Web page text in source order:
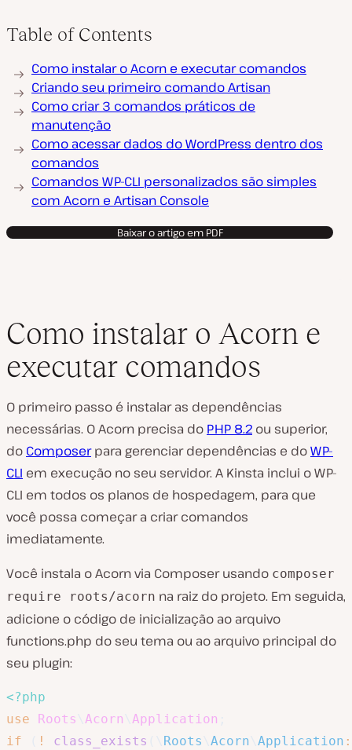
Table of Contents
Como instalar o Acorn e executar comandos
Criando seu primeiro comando Artisan
Como criar 3 comandos práticos de
manutenção
Como acessar dados do WordPress dentro dos
comandos
Comandos WP-CLI personalizados são simples
com Acorn e Artisan Console
Baixar o artigo em PDF
Como instalar o Acorn e
executar comandos
O primeiro passo é instalar as dependências
necessárias. O Acorn precisa do PHP 8.2 ou superior,
do Composerpara gerenciar dependências e doWP-
CLI em execução no seu servidor. A Kinsta inclui o WP-
CLI em todos os planos de hospedagem, para que
você possa começar a criar comandos
imediatamente.
Você instala o Acorn via Composer usando composer
require roots/acorn na raiz do projeto. Em seguida,
adicione o código de inicialização ao arquivo
functions.php do seu tema ou ao arquivo principal do
seu plugin:
<?php
use
Roots Acorn Application
if
! class_exists Roots Acorn Application